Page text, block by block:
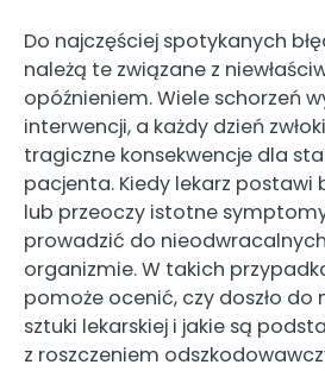
Do najczęściej spotykanych
należą te związane z
opóźnieniem. Wiele schorzeń
interwencji, a każdy dzień
tragiczne konsekwencje dla
pacjenta. Kiedy lekarz postawi
lub przeoczy istotne
prowadzić do
organizmie. W takich
pomoże ocenić, czy doszło do
sztuki lekarskiej i jakie są
z roszczeniem